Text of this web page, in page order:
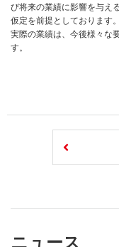
び将来の業績に影響を与え
仮定を前提としております。
実際の業績は、今後様々な
す。
ニュース